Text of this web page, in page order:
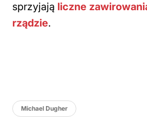
sprzyjają liczne
rządzie.
Michael Dugher